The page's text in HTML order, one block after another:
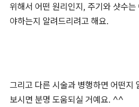
위해서 어떤 원리인지, 주기와 샷수
야하는지 알려드리려고 해요.
그리고 다른 시술과 병행하면 어떤지
보시면 분명 도움되실 거예요. ^^